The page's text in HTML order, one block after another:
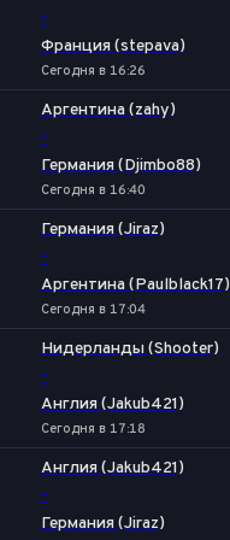
-
Франция (stepava)
Сегодня в 16:26
Аргентина (zahy)
-
Германия (Djimbo88)
Сегодня в 16:40
Германия (Jiraz)
-
Аргентина (Paulblack17)
Сегодня в 17:04
Нидерланды (Shooter)
-
Англия (Jakub421)
Сегодня в 17:18
Англия (Jakub421)
-
Германия (Jiraz)